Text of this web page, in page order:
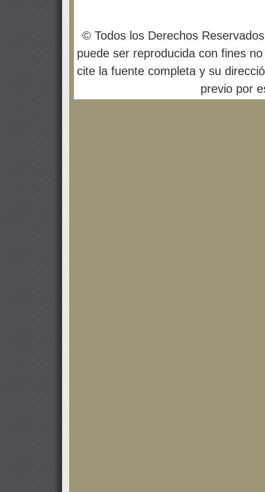
© Todos los Derechos
puede ser reproducida con fines
cite la fuente completa y su
previo por